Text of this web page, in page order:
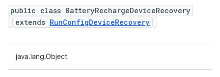
public class BatteryRechargeDeviceRecovery
extends RunConfigDeviceRecovery
java.lang.Object